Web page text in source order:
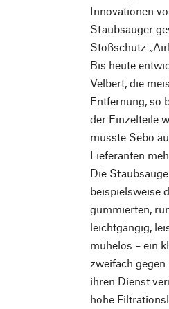
Innovationen
Staubsauger
Stoßschutz
Bis heute
Velbert, die
Entfernung, so
der Einzelteile
musste Sebo
Lieferanten
Die
beispielsweise
gummierten,
leichtgängig,
mühelos – ein
zweifach
ihren Dienst
hohe